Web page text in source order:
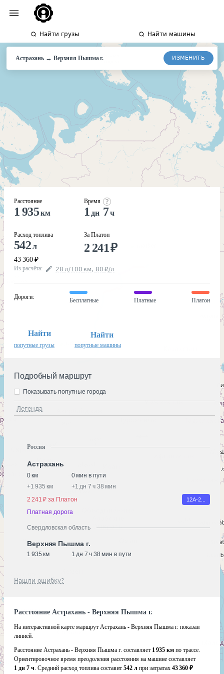
Найти грузы Найти машины
Астрахань → ВерхняяПышма г. ИЗМЕНИТЬ
Расстояние
1 935км
Расход топлива
542л
43 360 ₽
Время
1 дн 7ч
За Платон
2 241₽
Из расчёта: 28 л/100 км, 80 ₽/л
Дороги:
Бесплатные Платные Платон
Найти
попутные грузы
Найти
попутные машины
Подробный маршрут
Легенда
Показывать попутные города
Россия
Астрахань
0 км
0 мин в пути
+1 935 км +1 дн 7 ч 38 мин
2 241 ₽ за Платон
12А-2...
Платная дорога
Свердловская область
Верхняя Пышма г.
1 935 км 1 дн 7 ч 38 мин в пути
Нашли ошибку?
Расстояние Астрахань - Верхняя Пышма г.
На интерактивной карте маршрут Астрахань - Верхняя Пышма г. показан
линией.
Расстояние Астрахань - Верхняя Пышма г. составляет 1 935 км по трассе.
Ориентировочное время преодоления расстояния на машине составляет
1 дн 7 ч. Средний расход топлива составит 542 л при затратах 43 360 ₽